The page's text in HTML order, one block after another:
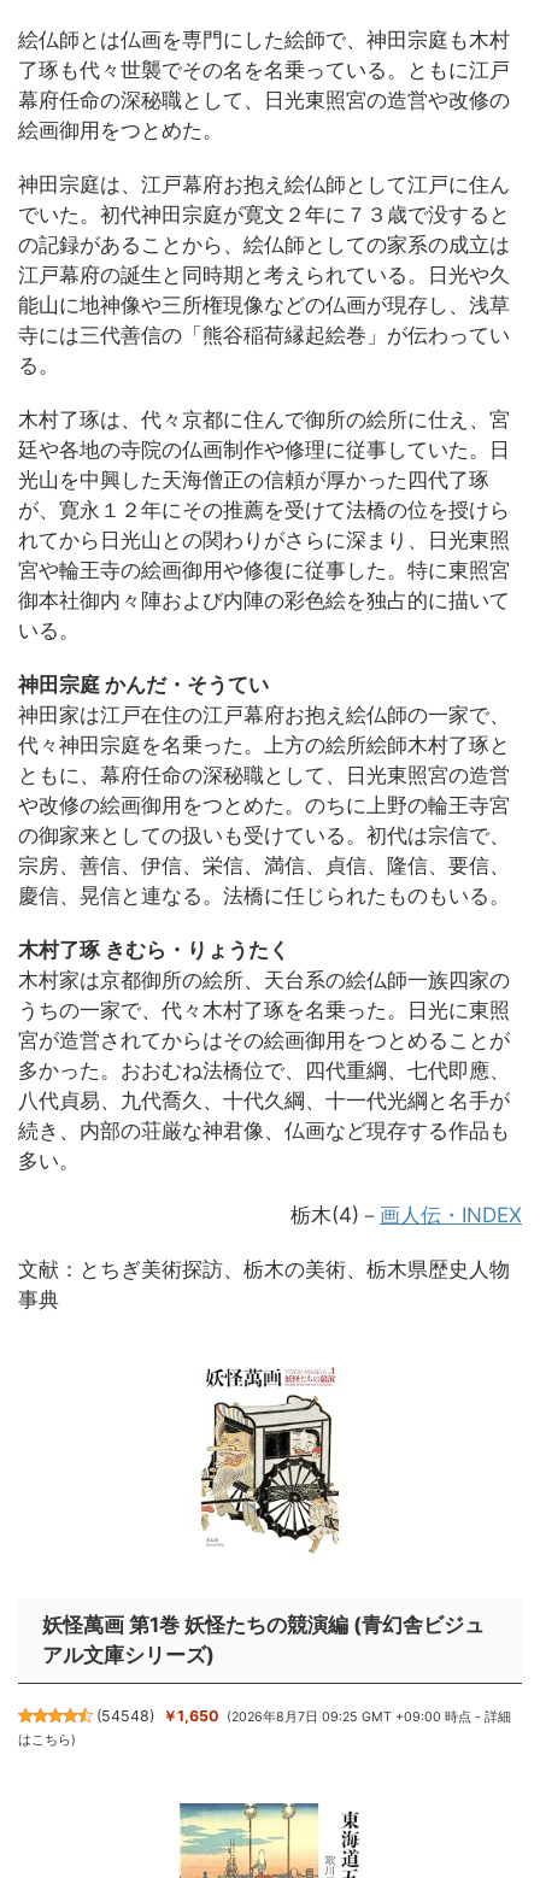
絵仏師とは仏画を専門にした絵師で、神田宗庭も木村
了琢も代々世襲でその名を名乗っている。ともに江戸
幕府任命の深秘職として、日光東照宮の造営や改修の
絵画御用をつとめた。
神田宗庭は、江戸幕府お抱え絵仏師として江戸に住ん
でいた。初代神田宗庭が寛文２年に７３歳で没すると
の記録があることから、絵仏師としての家系の成立は
江戸幕府の誕生と同時期と考えられている。日光や久
能山に地神像や三所権現像などの仏画が現存し、浅草
寺には三代善信の「熊谷稲荷縁起絵巻」が伝わってい
る。
木村了琢は、代々京都に住んで御所の絵所に仕え、宮
廷や各地の寺院の仏画制作や修理に従事していた。日
光山を中興した天海僧正の信頼が厚かった四代了琢
が、寛永１２年にその推薦を受けて法橋の位を授けら
れてから日光山との関わりがさらに深まり、日光東照
宮や輪王寺の絵画御用や修復に従事した。特に東照宮
御本社御内々陣および内陣の彩色絵を独占的に描いて
いる。
神田宗庭 かんだ・そうてい
神田家は江戸在住の江戸幕府お抱え絵仏師の一家で、
代々神田宗庭を名乗った。上方の絵所絵師木村了琢と
ともに、幕府任命の深秘職として、日光東照宮の造営
や改修の絵画御用をつとめた。のちに上野の輪王寺宮
の御家来としての扱いも受けている。初代は宗信で、
宗房、善信、伊信、栄信、満信、貞信、隆信、要信、
慶信、晃信と連なる。法橋に任じられたものもいる。
木村了琢 きむら・りょうたく
木村家は京都御所の絵所、天台系の絵仏師一族四家の
うちの一家で、代々木村了琢を名乗った。日光に東照
宮が造営されてからはその絵画御用をつとめることが
多かった。おおむね法橋位で、四代重綱、七代即應、
八代貞易、九代喬久、十代久綱、十一代光綱と名手が
続き、内部の荘厳な神君像、仏画など現存する作品も
多い。
栃木(4)－ 画人伝・INDEX
文献：とちぎ美術探訪、栃木の美術、栃木県歴史人物
事典
妖怪萬画 第1巻 妖怪たちの競演編 (青幻舎ビジュ
アル文庫シリーズ)
(54548) ￥1,650 (2026年8月7日 09:25 GMT +09:00 時点 -詳細
はこちら)